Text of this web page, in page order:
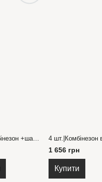
1 656 грн
Купити